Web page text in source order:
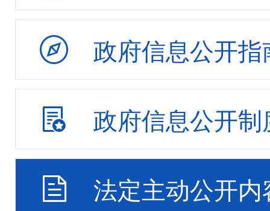
政府信息公开指
政府信息公开制
法定主动公开内
法规规章
区市公文
政策解读
政府会议
重大决策预公开
人事任免